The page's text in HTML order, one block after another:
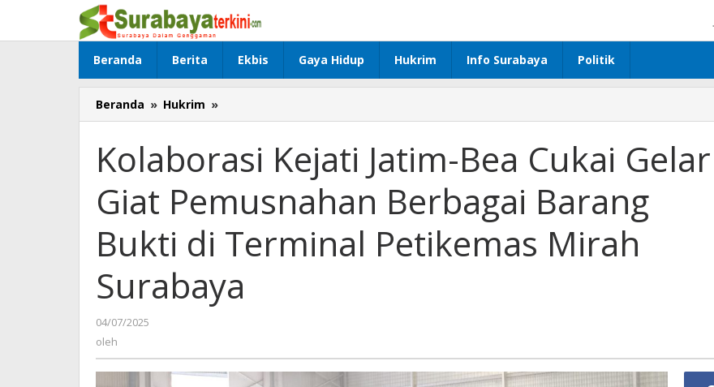
konten
Beranda Berita Ekbis Gaya Hidup Hukrim Info Surabaya Politik
Beranda » Hukrim »
Kejati
Bea
Cukai
Giat
Berbagai
Barang
di
Surabaya
Kolaborasi Kejati Jatim-Bea Cukai Gelar
Giat Pemusnahan Berbagai Barang
Bukti di Terminal Petikemas Mirah
Surabaya
04/07/2025
oleh